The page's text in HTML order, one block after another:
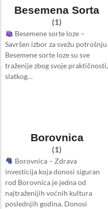
Besemena Sorta
(1)
Besemene sorte loze –
Savršen izbor za svežu potrošnju
Besemene sorte loze su sve
traženije zbog svoje praktičnosti,
slatkog…
Borovnica
(1)
Borovnica – Zdrava
investicija koja donosi siguran
rod Borovnica je jedna od
najtraženijih voćnih kultura
poslednjih godina. Donosi